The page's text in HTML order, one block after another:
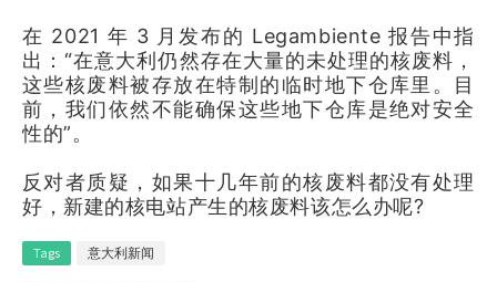
在 2021 年 3 月发布的 Legambiente 报告中指
出：“在意大利仍然存在大量的未处理的核废料，
这些核废料被存放在特制的临时地下仓库里。目
前，我们依然不能确保这些地下仓库是绝对安全
性的”。
反对者质疑，如果十几年前的核废料都没有处理
好，新建的核电站产生的核废料该怎么办呢?
Tags 意大利新闻